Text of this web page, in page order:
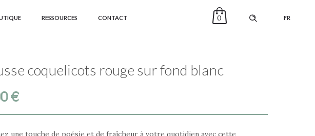
FR
0
RESSOURCES CONTACT
coquelicots rouge sur fond blanc
€
une touche de poésie et de fraîcheur à votre quotidien avec cette